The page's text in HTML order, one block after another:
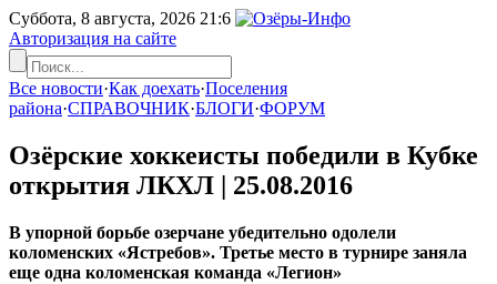
Суббота, 8 августа, 2026 21:6
Авторизация на сайте
Все новости·Как доехать·Поселения
района·СПРАВОЧНИК·БЛОГИ·ФОРУМ
Озёрские хоккеисты победили в Кубке
открытия ЛКХЛ | 25.08.2016
В упорной борьбе озерчане убедительно одолели
коломенских «Ястребов». Третье место в турнире заняла
еще одна коломенская команда «Легион»